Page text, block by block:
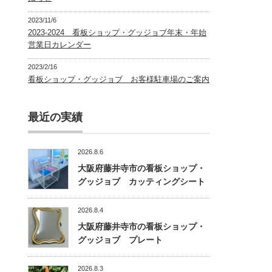
2023/11/6
2023-2024 看板ショップ・グッジョブ年末・年始
営業日カレンダー
2023/2/16
看板ショップ・グッジョブ お客様駐車場のご案内
最近の実績
2026.8.6
大阪府藤井寺市の看板ショップ・
グッジョブ カッティングシート
2026.8.4
大阪府藤井寺市の看板ショップ・
グッジョブ プレート
2026.8.3